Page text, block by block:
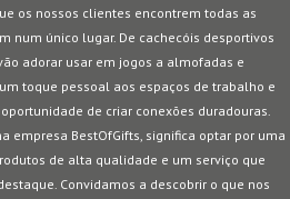
os nossos clientes encontrem todas as
num único lugar. De cachecóis desportivos
adorar usar em jogos a almofadas e
toque pessoal aos espaços de trabalho e
de criar conexões duradouras.
empresa BestOfGifts, significa optar por uma
de alta qualidade e um serviço que
Convidamos a descobrir o que nos